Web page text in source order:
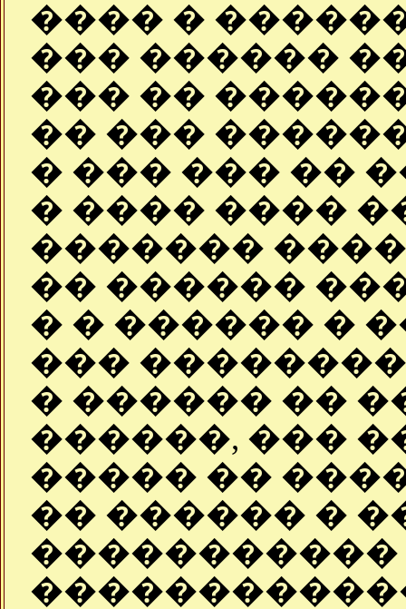
���� �
��� ������
��� ��
�� ���
� ��� ��� ��
� ���� ����
�������
�� ������
� � ������ �
���
� ������ ��
������, ���
����� ��
�� ������ �
�����������